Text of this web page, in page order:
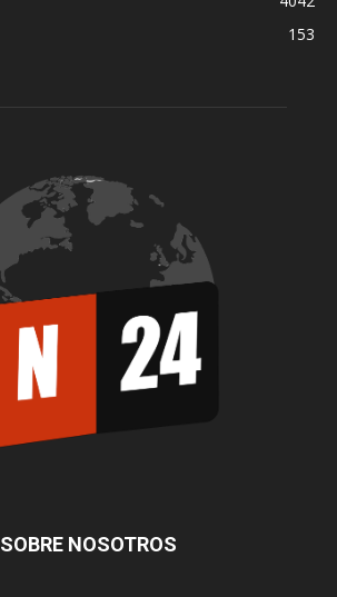
153
SOBRE NOSOTROS